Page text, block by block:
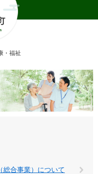
・福祉
総合事業）について